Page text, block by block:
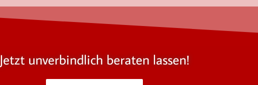
Jetzt unverbindlich beraten lassen!